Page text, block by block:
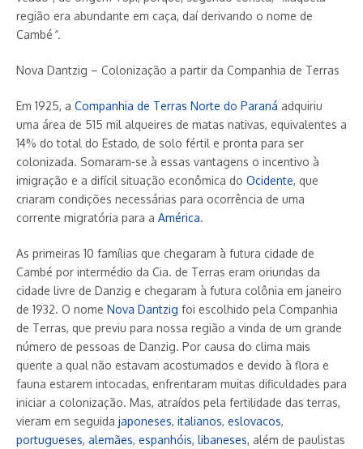
região era abundante em caça, daí derivando o nome de
Cambé “.
Nova Dantzig – Colonização a partir da Companhia de Terras
Em 1925, a Companhia de Terras Norte do Paraná adquiriu
uma área de 515 mil alqueires de matas nativas, equivalentes a
14% do total do Estado, de solo fértil e pronta para ser
colonizada. Somaram-se à essas vantagens o incentivo à
imigração e a difícil situação econômica do Ocidente, que
criaram condições necessárias para ocorrência de uma
corrente migratória para a América.
As primeiras 10 famílias que chegaram à futura cidade de
Cambé por intermédio da Cia. de Terras eram oriundas da
cidade livre de Danzig e chegaram à futura colônia em janeiro
de 1932. O nome Nova Dantzig foi escolhido pela Companhia
de Terras, que previu para nossa região a vinda de um grande
número de pessoas de Danzig. Por causa do clima mais
quente a qual não estavam acostumados e devido à flora e
fauna estarem intocadas, enfrentaram muitas dificuldades para
iniciar a colonização. Mas, atraídos pela fertilidade das terras,
vieram em seguida japoneses, italianos, eslovacos,
portugueses, alemães, espanhóis, libaneses, além de paulistas